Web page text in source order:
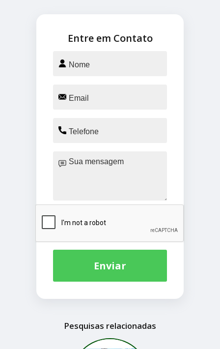
Entre em Contato
Enviar
Pesquisas relacionadas